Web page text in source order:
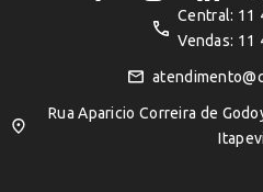
Central: 11
Vendas: 11
Rua Aparicio Correira de